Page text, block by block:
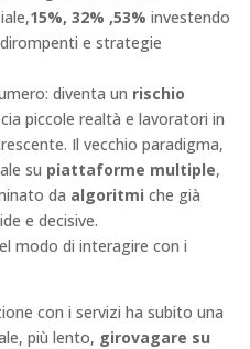
15%, 32% ,53% investendo
e strategie
diventa un rischio
piccole realtà e lavoratori in
Il vecchio paradigma,
su piattaforme multiple,
da algoritmi che già
e decisive.
modo di interagire con i
con i servizi ha subito una
più lento, girovagare su